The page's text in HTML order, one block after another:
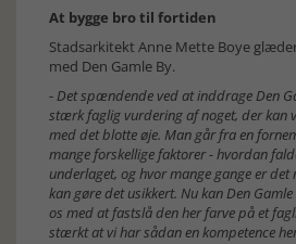
At bygge bro til fortiden
Stadsarkitekt Anne Mette Boye
med Den Gamle By.
-Det spændende ved at inddrage Den
stærk faglig vurdering af noget, der kan
med det blotte øje. Man går fra en
mange forskellige faktorer - hvordan
underlaget, og hvor mange gange er det
kan gøre det usikkert. Nu kan Den
os med at fastslå den her farve på et
stærkt at vi har sådan en kompetence